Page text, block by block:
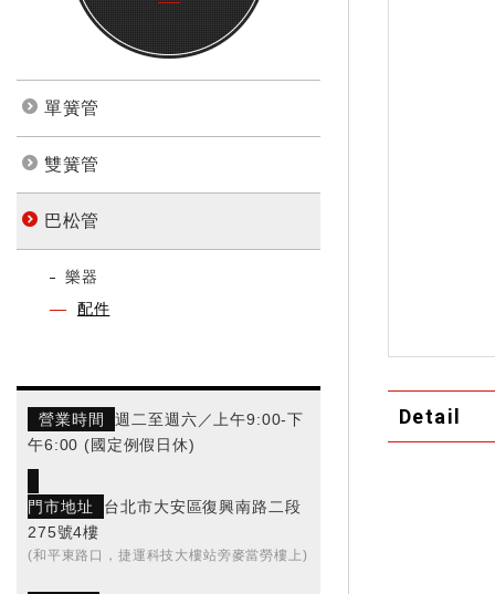
單簧管
雙簧管
巴松管
樂器
配件
營業時間
週二至週六／上午9:00-下
午6:00 (國定例假日休)
門市地址
台北市大安區復興南路二段
275號4樓
(和平東路口，捷運科技大樓站旁麥當勞樓上)
Detail